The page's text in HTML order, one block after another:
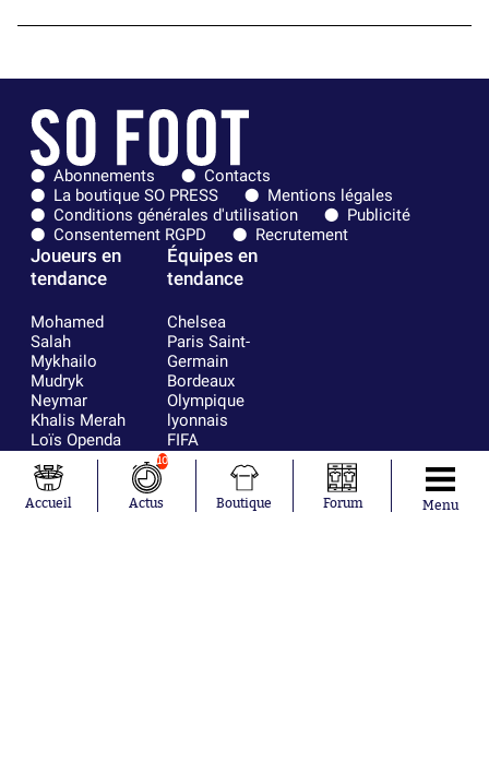
Abonnements
Contacts
La boutique SO PRESS
Mentions légales
Conditions générales d'utilisation
Publicité
Consentement RGPD
Recrutement
Joueurs en
tendance
Mohamed
Salah
Mykhailo
Mudryk
Neymar
Khalis Merah
Loïs Openda
Niakhaté
Nicolás
Tagliafico
Équipes en
tendance
Chelsea
Paris Saint-
Germain
Bordeaux
Olympique
lyonnais
FIFA
Real Madrid
RC Strasbourg
AC Milan
France
Accueil
10
Actus Boutique Forum Menu